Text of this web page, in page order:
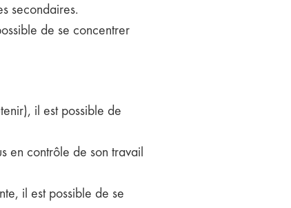
secondaires.
de se concentrer
il est possible de
en contrôle de son travail
il est possible de se